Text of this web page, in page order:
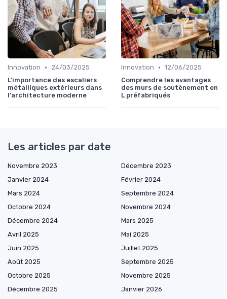
Innovation •
24/03/2025
L'importance des escaliers
métalliques extérieurs dans
l'architecture moderne
Innovation • 12/06/2025
Comprendre les avantages
des murs de soutènement en
L préfabriqués
Les articles par date
Novembre 2023
Décembre 2023
Janvier 2024
Février 2024
Mars 2024
Septembre 2024
Octobre 2024
Novembre 2024
Décembre 2024
Mars 2025
Avril 2025
Mai 2025
Juin 2025
Juillet 2025
Août 2025
Septembre 2025
Octobre 2025
Novembre 2025
Décembre 2025
Janvier 2026